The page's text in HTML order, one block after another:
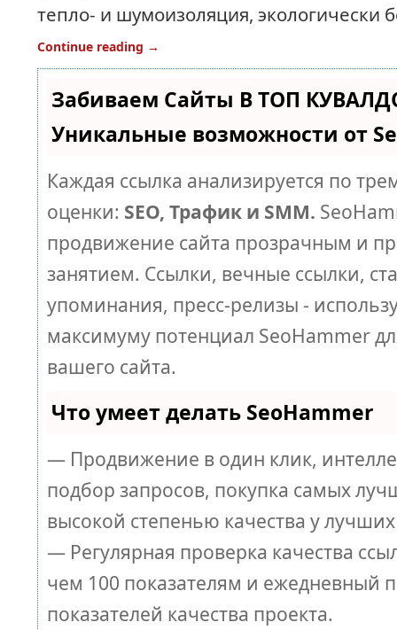
тепло- и шумоизоляция, экологически
Continue reading →
Забиваем Сайты В ТОП
Уникальные возможности от
Каждая ссылка анализируется по
оценки: SEO, Трафик и SMM.
продвижение сайта прозрачным и
занятием. Ссылки, вечные ссылки,
упоминания, пресс-релизы -
максимуму потенциал SeoHammer
вашего сайта.
Что умеет делать SeoHammer
— Продвижение в один клик,
подбор запросов, покупка самых
высокой степенью качества у
— Регулярная проверка качества
чем 100 показателям и ежедневный
показателей качества проекта.